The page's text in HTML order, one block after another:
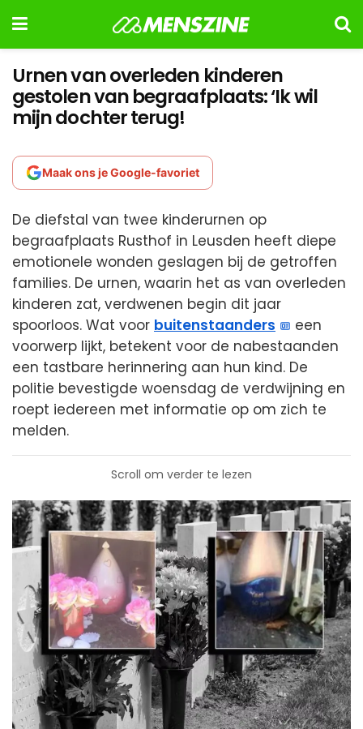
Urnen van overleden kinderen
gestolen van begraaf­plaats: ‘Ik wil
mijn dochter terug!
Maak ons je Google-favoriet
De diefstal van twee kinderurnen op
begraafplaats Rusthof in Leusden heeft diepe
emotionele wonden geslagen bij de getroffen
families. De urnen, waarin het as van overleden
kinderen zat, verdwenen begin dit jaar
spoorloos. Wat voor buitenstaanders
een
voorwerp lijkt, betekent voor de nabestaanden
een tastbare herinnering aan hun kind. De
politie bevestigde woensdag de verdwijning en
roept iedereen met informatie op om zich te
melden.
Scroll om verder te lezen